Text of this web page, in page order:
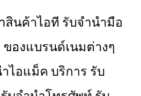
สินค้าไอที รับจำนำมือ
องแบรนด์เนมต่างๆ
ไอแม็ค บริการ รับ